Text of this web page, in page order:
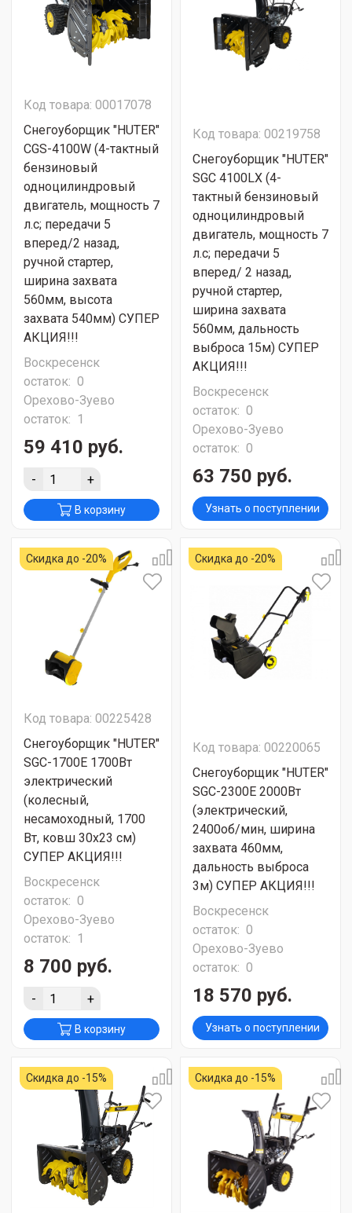
Код товара: 00017078
Снегоуборщик "HUTER"
CGS-4100W (4-тактный
бензиновый
одноцилиндровый
двигатель, мощность 7
л.с; передачи 5
вперед/2 назад,
ручной стартер,
ширина захвата
560мм, высота
захвата 540мм) СУПЕР
АКЦИЯ!!!
Воскресенск
остаток: 0
Орехово-Зуево
остаток: 1
59 410 руб.
- +
В корзину
Код товара: 00219758
Снегоуборщик "HUTER"
SGC 4100LX (4-
тактный бензиновый
одноцилиндровый
двигатель, мощность 7
л.с; передачи 5
вперед/ 2 назад,
ручной стартер,
ширина захвата
560мм, дальность
выброса 15м) СУПЕР
АКЦИЯ!!!
Воскресенск
остаток: 0
Орехово-Зуево
остаток: 0
63 750 руб.
Узнать о поступлении
Скидка до -20%
Код товара: 00225428
Снегоуборщик "HUTER"
SGC-1700E 1700Вт
электрический
(колесный,
несамоходный, 1700
Вт, ковш 30x23 см)
СУПЕР АКЦИЯ!!!
Воскресенск
остаток: 0
Орехово-Зуево
остаток: 1
8 700 руб.
- +
В корзину
Скидка до -20%
Код товара: 00220065
Снегоуборщик "HUTER"
SGC-2300E 2000Вт
(электрический,
2400об/мин, ширина
захвата 460мм,
дальность выброса
3м) СУПЕР АКЦИЯ!!!
Воскресенск
остаток: 0
Орехово-Зуево
остаток: 0
18 570 руб.
Узнать о поступлении
Скидка до -15% Скидка до -15%